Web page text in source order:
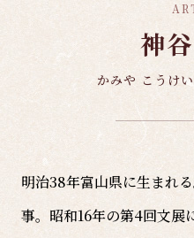
神
かみや こうけい
明治38年富山県に生まれ
事。昭和16年の第4回文展